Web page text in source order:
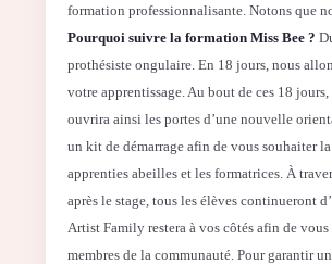
formation professionnalisante. Notons que
Pourquoi suivre la formation Miss Bee ?
prothésiste ongulaire. En 18 jours, nous
votre apprentissage. Au bout de ces 18
ouvrira ainsi les portes d’une nouvelle
un kit de démarrage afin de vous souhaiter
apprenties abeilles et les formatrices. À
après le stage, tous les élèves continueront
Artist Family restera à vos côtés afin de
membres de la communauté. Pour garantir